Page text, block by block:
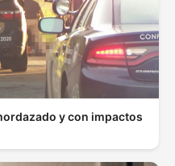
y con impactos